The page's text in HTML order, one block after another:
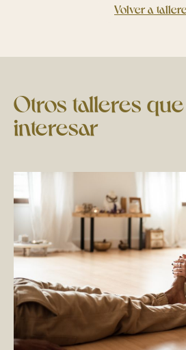
Volver a
Otros talleres
interesar